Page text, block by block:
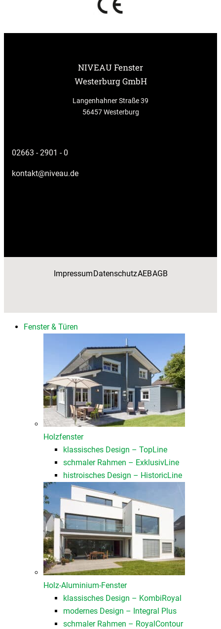
NIVEAU Fenster
Westerburg GmbH
Langenhahner Straße 39
56457 Westerburg
02663 - 2901 - 0
kontakt@niveau.de
ImpressumDatenschutzAEBAGB
Fenster & Türen
Holzfenster
klassisches Design – TopLine
schmaler Rahmen – ExklusivLine
histroisches Design – HistoricLine
Holz-Aluminium-Fenster
klassisches Design – KombiRoyal
modernes Design – Integral Plus
schmaler Rahmen – RoyalContour